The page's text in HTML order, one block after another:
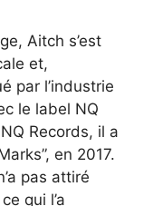
Aitch s’est
et,
par l’industrie
le label NQ
Records, il a
en 2017.
pas attiré
qui l’a